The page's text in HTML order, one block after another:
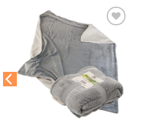
Dodaj
na
listu
želja